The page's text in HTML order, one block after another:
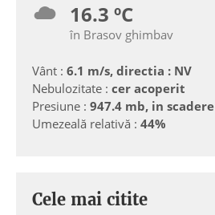
16.3 ºC
în Brasov ghimbav
Vânt : 6.1 m/s, directia : NV
Nebulozitate : cer acoperit
Presiune : 947.4 mb, in scadere
Umezeală relativă : 44%
Cele mai citite